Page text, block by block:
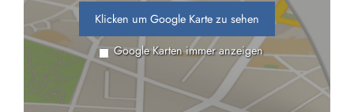
Klicken um Google Karte zu sehen
Google Karten immer anzeigen